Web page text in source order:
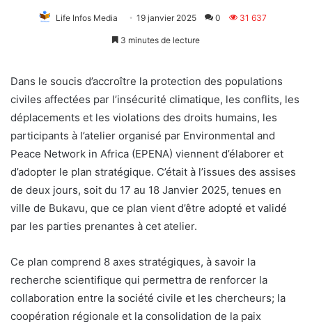
Life Infos Media 19 janvier 2025 0 31 637
3 minutes de lecture
Dans le soucis d’accroître la protection des populations
civiles affectées par l’insécurité climatique, les conflits, les
déplacements et les violations des droits humains, les
participants à l’atelier organisé par Environmental and
Peace Network in Africa (EPENA) viennent d’élaborer et
d’adopter le plan stratégique. C’était à l’issues des assises
de deux jours, soit du 17 au 18 Janvier 2025, tenues en
ville de Bukavu, que ce plan vient d’être adopté et validé
par les parties prenantes à cet atelier.
Ce plan comprend 8 axes stratégiques, à savoir la
recherche scientifique qui permettra de renforcer la
collaboration entre la société civile et les chercheurs; la
coopération régionale et la consolidation de la paix